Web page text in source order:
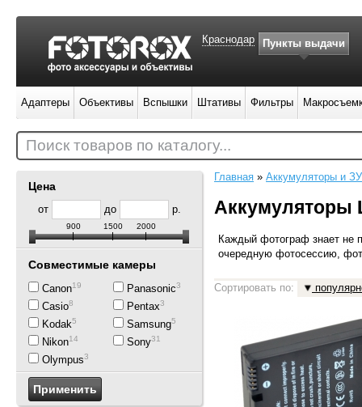
Цена
от до р.
900 1500 2000
Совместимые камеры
Canon19
Casio8
Kodak5
Nikon14
Olympus3
Panasonic3
Pentax3
Samsung5
Sony31
Главная » Аккумуляторы и ЗУ
Аккумуляторы
Каждый фотограф знает не
очередную фотосессию,
Сортировать по:
Краснодар Пункты выдачи
Адаптеры Объективы Вспышки Штативы Фильтры
Поиск товаров по каталогу...